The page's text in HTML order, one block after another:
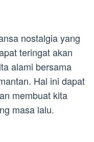
nostalgia yang
teringat akan
alami bersama
Hal ini dapat
membuat kita
masa lalu.